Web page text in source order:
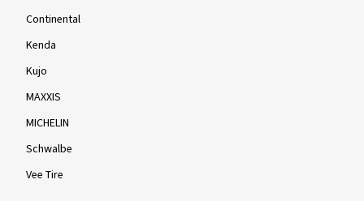
Continental
Kenda
Kujo
MAXXIS
MICHELIN
Schwalbe
Vee Tire